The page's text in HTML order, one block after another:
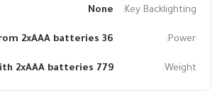
Key Backlighting:
None
Power:
36 months from 2xAAA batteries
Weight:
779 g with 2xAAA batteries